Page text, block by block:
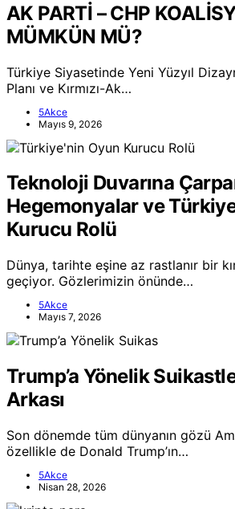
AK PARTİ – CHP
MÜMKÜN MÜ?
Türkiye Siyasetinde Yeni Yüzyıl
Planı ve Kırmızı-Ak…
5Akce
Mayıs 9, 2026
Teknoloji Duvarına
Hegemonyalar ve
Kurucu Rolü
Dünya, tarihte eşine az rastlanır bir
geçiyor. Gözlerimizin önünde…
5Akce
Mayıs 7, 2026
Trump’a Yönelik
Arkası
Son dönemde tüm dünyanın gözü
özellikle de Donald Trump’ın…
5Akce
Nisan 28, 2026